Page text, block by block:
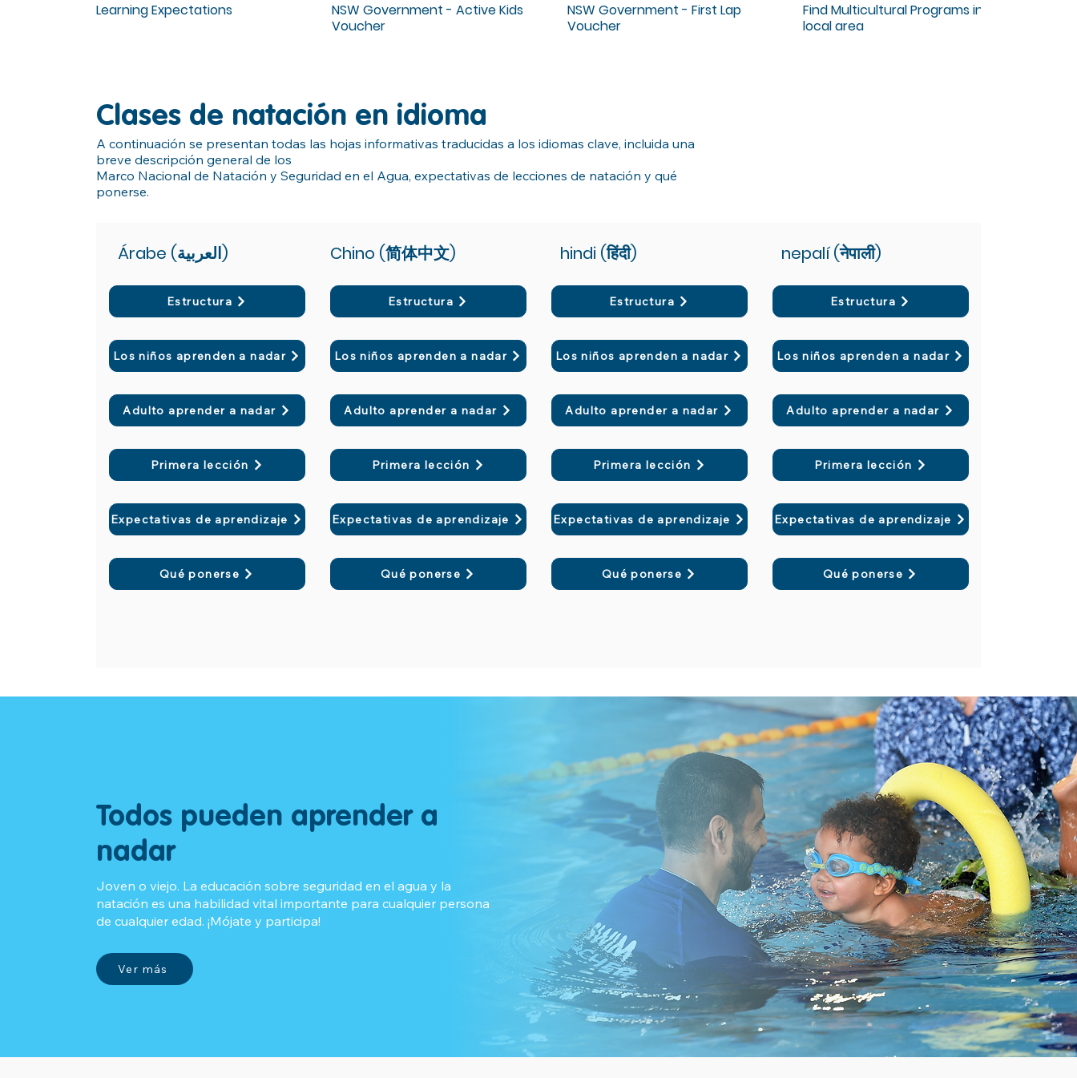
Learning Expectations
NSW Government - Active Kids
Voucher
NSW Government - First Lap
Voucher
Find Multicultural Programs in your
local area
Clases de natación en idioma
A continuación se presentan todas las hojas informativas traducidas a los idiomas clave, incluida una
breve descripción general de los
Marco Nacional de Natación y Seguridad en el Agua, expectativas de lecciones de natación y qué
ponerse.
Árabe (العربية)
Estructura
Los niños aprenden a nadar
Adulto aprender a nadar
Primera lección
Expectativas de aprendizaje
Qué ponerse
Chino (简体中文)
Estructura
Los niños aprenden a nadar
Adulto aprender a nadar
Primera lección
Expectativas de aprendizaje
Qué ponerse
hindi (हिंदी)
Estructura
Los niños aprenden a nadar
Adulto aprender a nadar
Primera lección
Expectativas de aprendizaje
Qué ponerse
nepalí (नेपाली)
Estructura
Los niños aprenden a nadar
Adulto aprender a nadar
Primera lección
Expectativas de aprendizaje
Qué ponerse
Todos pueden aprender a
nadar
Joven o viejo. La educación sobre seguridad en el agua y la
natación es una habilidad vital importante para cualquier persona
de cualquier edad. ¡Mójate y participa!
Ver más